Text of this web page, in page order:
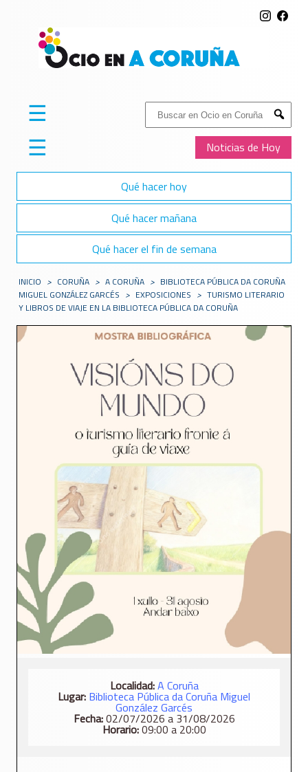
Buscar:
Submit
Noticias de Hoy
☰
☰
Qué hacer hoy
Qué hacer mañana
Qué hacer el fin de semana
INICIO > CORUÑA > A CORUÑA > BIBLIOTECA PÚBLICA DA CORUÑA
MIGUEL GONZÁLEZ GARCÉS > EXPOSICIONES > TURISMO LITERARIO
Y LIBROS DE VIAJE EN LA BIBLIOTECA PÚBLICA DA CORUÑA
Localidad:A Coruña
Lugar: Biblioteca Pública da Coruña Miguel
González Garcés
Fecha:02/07/2026 a 31/08/2026
Horario:09:00 a 20:00